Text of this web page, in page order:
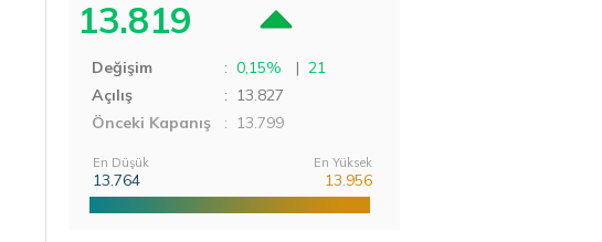
13.819
Değişim : 0,15% | 21
Açılış
: 13.827
Önceki Kapanış
: 13.799
En Düşük
13.764
En Yüksek
13.956